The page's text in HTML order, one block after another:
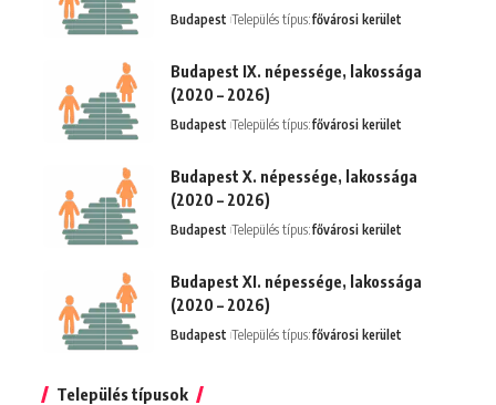
Budapest Település típus:fővárosi kerület
Budapest IX. népessége, lakossága
(2020 – 2026)
Budapest Település típus:fővárosi kerület
Budapest X. népessége, lakossága
(2020 – 2026)
Budapest Település típus:fővárosi kerület
Budapest XI. népessége, lakossága
(2020 – 2026)
Budapest Település típus:fővárosi kerület
Település típusok